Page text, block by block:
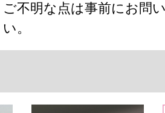
ご不明な点は事前にお問
い。